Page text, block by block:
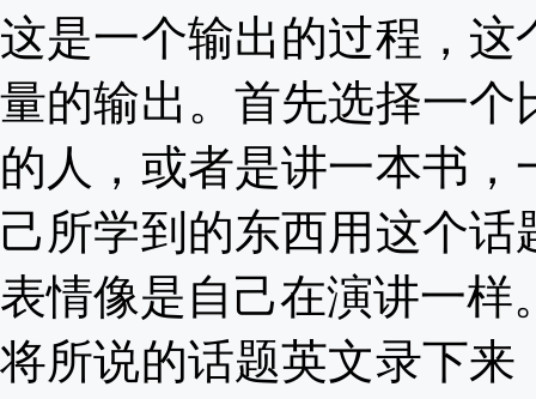
这是一个输出的过程，
量的输出。首先选择一
的人，或者是讲一本书
己所学到的东西用这个
表情像是自己在演讲一样
将所说的话题英文录下